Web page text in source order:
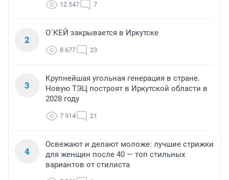
12 547 7
2
О`КЕЙ закрывается в Иркутске
8 677 23
3
Крупнейшая угольная генерация в стране.
Новую ТЭЦ построят в Иркутской области в
2028 году
7 914 21
4
Освежают и делают моложе: лучшие стрижки
для женщин после 40 — топ стильных
вариантов от стилиста